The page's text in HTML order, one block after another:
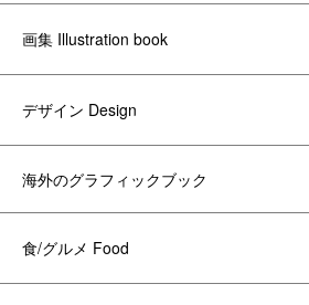
画集 Illustration book
デザイン Design
海外のグラフィックブック
食/グルメ Food